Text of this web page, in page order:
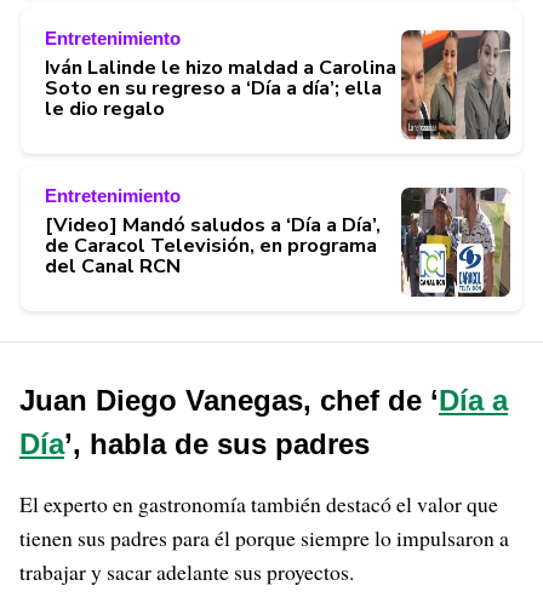
Entretenimiento
Iván Lalinde le hizo maldad a Carolina
Soto en su regreso a ‘Día a día’; ella
le dio regalo
Entretenimiento
[Video] Mandó saludos a ‘Día a Día’,
de Caracol Televisión, en programa
del Canal RCN
Juan Diego Vanegas, chef de ‘Día a
Día’, habla de sus padres
El experto en gastronomía también destacó el valor que
tienen sus padres para él porque siempre lo impulsaron a
trabajar y sacar adelante sus proyectos.